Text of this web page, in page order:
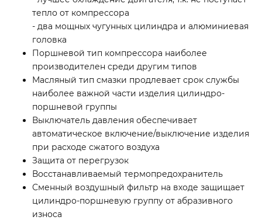
тепло от компрессора
- два мощных чугунных цилиндра и алюминиевая
головка
Поршневой тип компрессора наиболее
производителен среди другим типов
Масляный тип смазки продлевает срок службы
наиболее важной части изделия цилиндро-
поршневой группы
Выключатель давления обеспечивает
автоматическое включение/выключение изделия
при расходе сжатого воздуха
Защита от перегрузок
Восстанавливаемый термопредохранитель
Сменный воздушный фильтр на входе защищает
цилиндро-поршневую группу от абразивного
износа